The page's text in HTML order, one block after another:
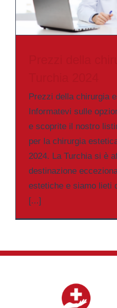
Prezzi della chirurgia
Informatevi sulle
e scoprite il nostro
per la chirurgia
2024. La Turchia si è
destinazione
estetiche e siamo lieti
[...]